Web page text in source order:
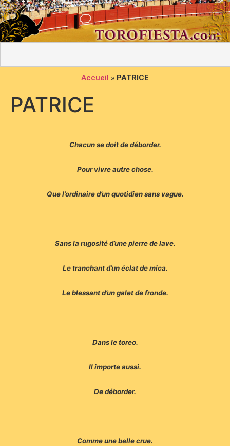
Accueil » PATRICE
PATRICE
Chacun se doit de déborder.
Pour vivre autre chose.
Que l’ordinaire d’un quotidien sans vague.
Sans la rugosité d’une pierre de lave.
Le tranchant d’un éclat de mica.
Le blessant d’un galet de fronde.
Dans le toreo.
Il importe aussi.
De déborder.
Comme une belle crue.